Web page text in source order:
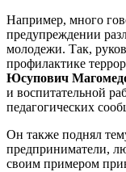
Например, много
предупреждении
молодежи. Так,
профилактике
Юсупович
и воспитательной
педагогических
Он также поднял
предприниматели,
своим примером